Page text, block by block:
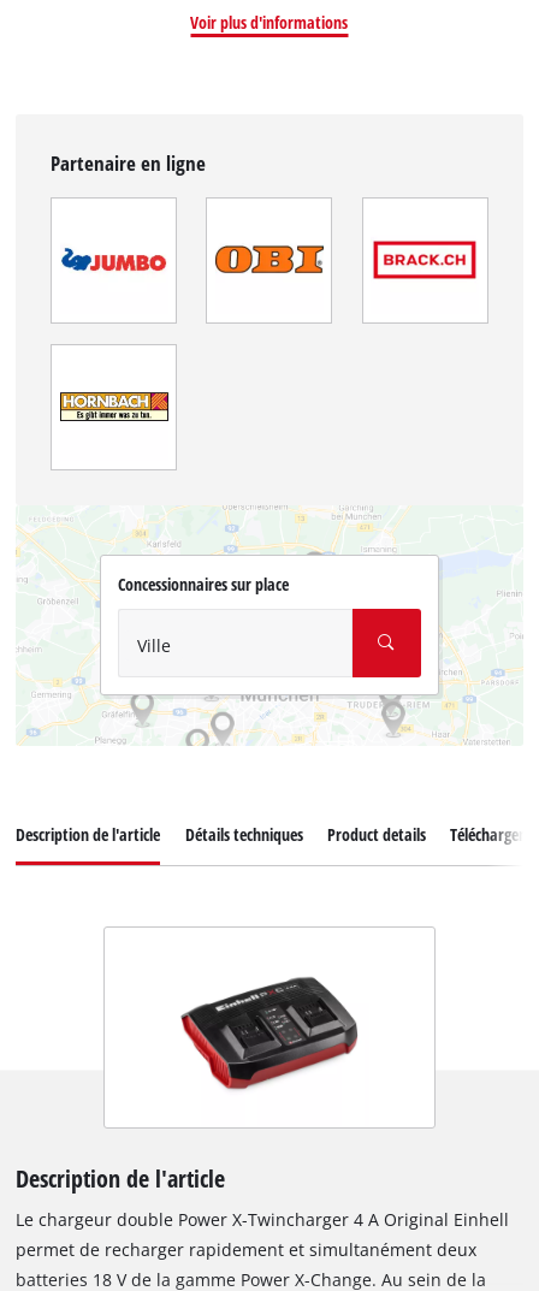
Voir plus d'informations
Partenaire en ligne
Concessionnaires sur place
Ville
Description de l'article Détails techniques Product details
Description de l'article
Le chargeur double Power X-Twincharger 4 A Original Einhell
permet de recharger rapidement et simultanément deux
batteries 18 V de la gamme Power X-Change. Au sein de la